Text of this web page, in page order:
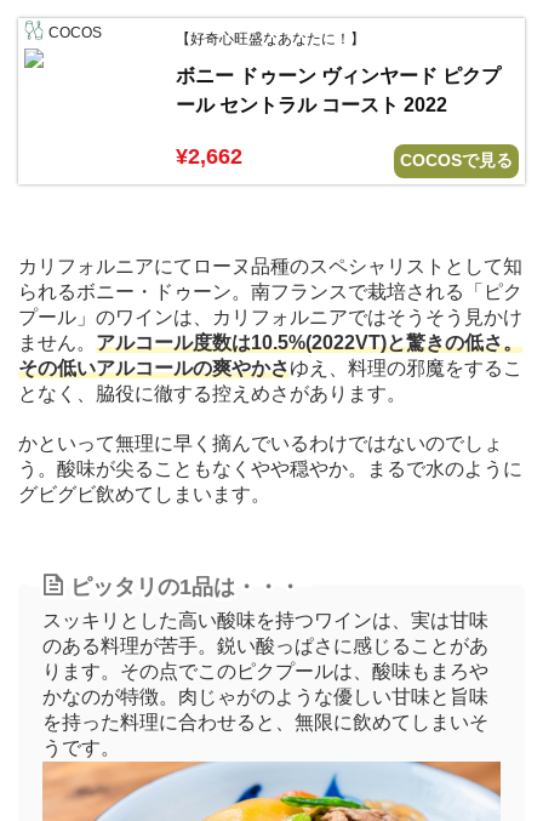
COCOS 【好奇心旺盛なあなたに！】
ボニー ドゥーン ヴィンヤード ピクプ
ール セントラル コースト 2022
¥2,662 COCOSで見る
カリフォルニアにてローヌ品種のスペシャリストとして知
られるボニー・ドゥーン。南フランスで栽培される「ピク
プール」のワインは、カリフォルニアではそうそう見かけ
ません。 アルコール度数は10.5%(2022VT)と驚きの低さ。
その低いアルコールの爽やかさゆえ、料理の邪魔をするこ
となく、脇役に徹する控えめさがあります。
かといって無理に早く摘んでいるわけではないのでしょ
う。酸味が尖ることもなくやや穏やか。まるで水のように
グビグビ飲めてしまいます。
ピッタリの1品は・・・
スッキリとした高い酸味を持つワインは、実は甘味
のある料理が苦手。鋭い酸っぱさに感じることがあ
ります。その点でこのピクプールは、酸味もまろや
かなのが特徴。肉じゃがのような優しい甘味と旨味
を持った料理に合わせると、無限に飲めてしまいそ
うです。